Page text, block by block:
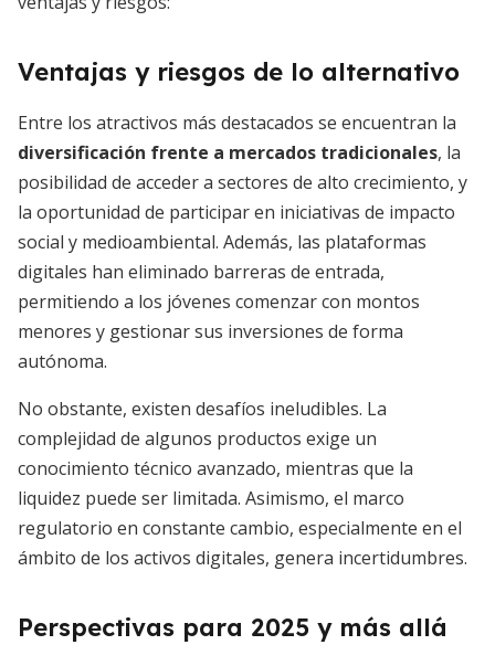
Ventajas y riesgos de lo alternativo
Entre los atractivos más destacados se encuentran la
diversificación frente a mercados tradicionales, la
posibilidad de acceder a sectores de alto crecimiento, y
la oportunidad de participar en iniciativas de impacto
social y medioambiental. Además, las plataformas
digitales han eliminado barreras de entrada,
permitiendo a los jóvenes comenzar con montos
menores y gestionar sus inversiones de forma
autónoma.
No obstante, existen desafíos ineludibles. La
complejidad de algunos productos exige un
conocimiento técnico avanzado, mientras que la
liquidez puede ser limitada. Asimismo, el marco
regulatorio en constante cambio, especialmente en el
ámbito de los activos digitales, genera incertidumbres.
Perspectivas para 2025 y más allá